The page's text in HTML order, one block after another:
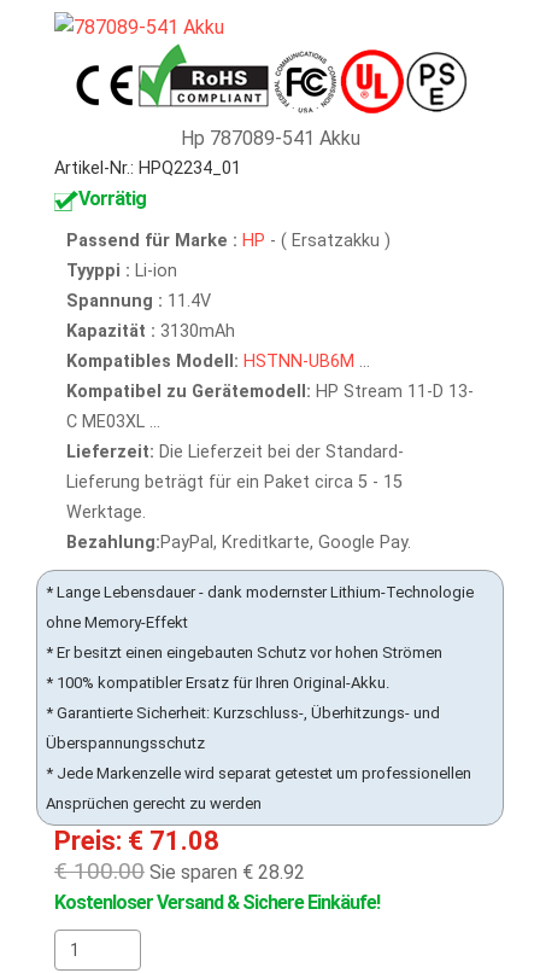
Hp 787089-541 Akku
Artikel-Nr.: HPQ2234_01
Vorrätig
Passend für Marke : HP - ( Ersatzakku )
Tyyppi : Li-ion
Spannung : 11.4V
Kapazität : 3130mAh
Kompatibles Modell: HSTNN-UB6M ...
Kompatibel zu Gerätemodell: HP Stream 11-D 13-
C ME03XL ...
Lieferzeit: Die Lieferzeit bei der Standard-
Lieferung beträgt für ein Paket circa 5 - 15
Werktage.
Bezahlung:PayPal, Kreditkarte, Google Pay.
* Lange Lebensdauer - dank modernster Lithium-Technologie
ohne Memory-Effekt
* Er besitzt einen eingebauten Schutz vor hohen Strömen
* 100% kompatibler Ersatz für Ihren Original-Akku.
* Garantierte Sicherheit: Kurzschluss-, Überhitzungs- und
Überspannungsschutz
* Jede Markenzelle wird separat getestet um professionellen
Ansprüchen gerecht zu werden
Preis: € 71.08
€ 100.00 Sie sparen € 28.92
Kostenloser Versand & Sichere Einkäufe!